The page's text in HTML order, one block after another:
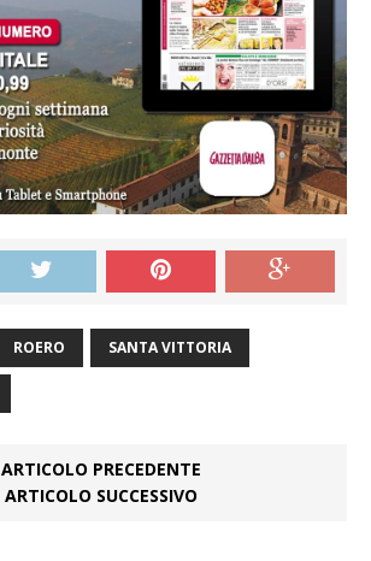
ROERO SANTA VITTORIA
ARTICOLO PRECEDENTE
ARTICOLO SUCCESSIVO